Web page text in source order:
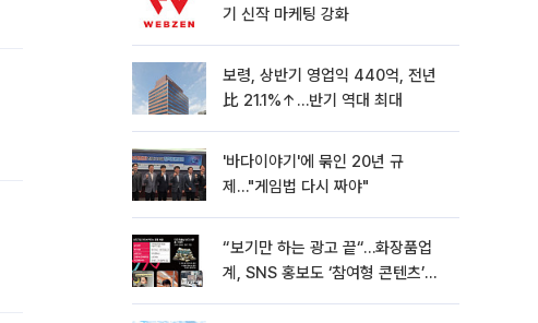
기 신작 마케팅 강화
보령, 상반기 영업익 440억, 전년
比 21.1%↑…반기 역대 최대
'바다이야기'에 묶인 20년 규
제…"게임법 다시 짜야"
“보기만 하는 광고 끝“…화장품업
계, SNS 홍보도 ‘참여형 콘텐츠’로